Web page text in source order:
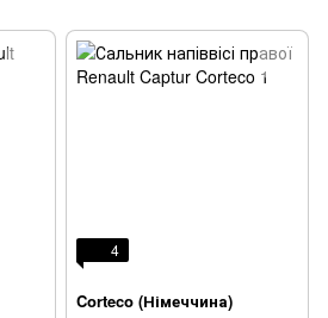
4
Corteco (Німеччина)